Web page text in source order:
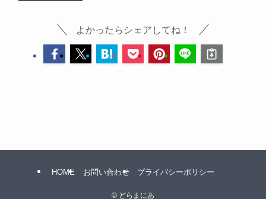
よかったらシェアしてね！
HOME お問い合わせ プライバシーポリシー
© どらまにあ